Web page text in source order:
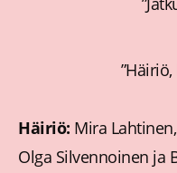
Häiriö: Mira
Olga Silvennoinen ja